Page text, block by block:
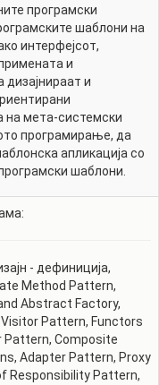
програмски
шаблони на
интерфејсот,
и
и
на мета-системски
програмирање, да
апликација со
шаблони.
- дефиниција,
Method Pattern,
Abstract Factory,
Pattern, Functors
Pattern, Composite
Adapter Pattern, Proxy
Responsibility Pattern,